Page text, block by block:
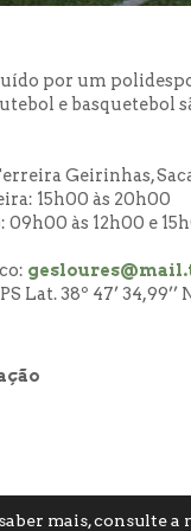
por um
e basquetebol
Geirinhas,
15h00 às 20h00
09h00 às 12h00 e
Lat. 38º 47’ 34,99’’
mais, consulte a